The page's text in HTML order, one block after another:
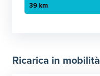
2 ora:39 km
Ricarica in mobilità